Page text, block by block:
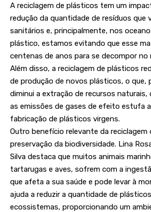
A reciclagem de plásticos tem um
redução da quantidade de resíduos que
sanitários e, principalmente, nos
plástico, estamos evitando que esse
centenas de anos para se decompor no
Além disso, a reciclagem de plásticos
de produção de novos plásticos, o que,
diminui a extração de recursos naturais,
as emissões de gases de efeito estufa
fabricação de plásticos virgens.
Outro benefício relevante da reciclagem
preservação da biodiversidade. Lina
Silva destaca que muitos animais
tartarugas e aves, sofrem com a
que afeta a sua saúde e pode levar à
ajuda a reduzir a quantidade de
ecossistemas, proporcionando um